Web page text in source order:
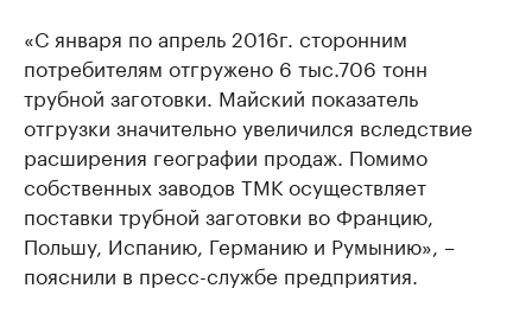
«С января по апрель 2016г. сторонним
потребителям отгружено 6 тыс.706 тонн
трубной заготовки. Майский показатель
отгрузки значительно увеличился вследствие
расширения географии продаж. Помимо
собственных заводов ТМК осуществляет
поставки трубной заготовки во Францию,
Польшу, Испанию, Германию и Румынию», –
пояснили в пресс-службе предприятия.